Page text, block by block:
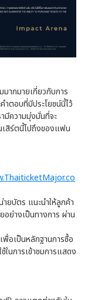
ากมายเกี่ยวกับการ
ำตอบที่มีประโยชน์นี้ไว้
มีความมุ่งมั่นที่จะ
เสิร์ตนี้ไปถึงของแฟน
ยบัตร แนะนำให้ลูกค้า
อย่างเป็นทางการ ผ่าน
อเป็นหลักฐานการซื้อ
ในการเข้าชมการแสดง